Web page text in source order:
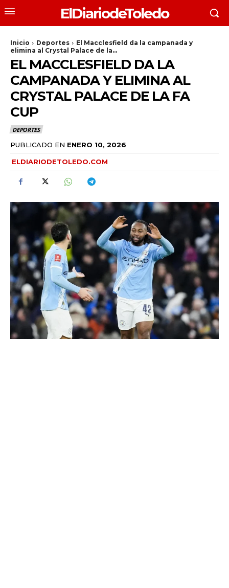
ElDiariodeToledo
Inicio Deportes
El Macclesfield da la campanada y
elimina al Crystal Palace de la...
EL MACCLESFIELD DA LA
CAMPANADA Y ELIMINA AL
CRYSTAL PALACE DE LA FA
CUP
DEPORTES
PUBLICADO EN ENERO 10, 2026
ELDIARIODETOLEDO.COM